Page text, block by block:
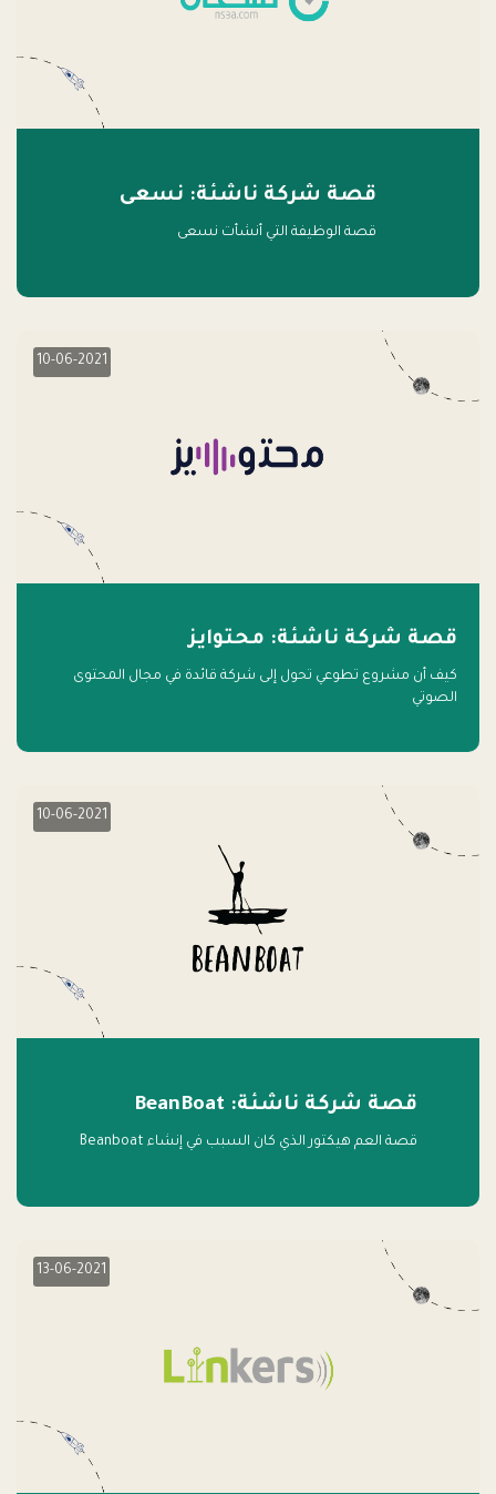
قصة شركة ناشئة: نسعى
قصة الوظيفة التي أنشأت نسعى
10-06-2021
قصة شركة ناشئة: محتوايز
كيف أن مشروع تطوعي تحول إلى شركة قائدة في مجال المحتوى
الصوتي
10-06-2021
قصة شركة ناشئة: BeanBoat
قصة العم هيكتور الذي كان السبب في إنشاء Beanboat
13-06-2021